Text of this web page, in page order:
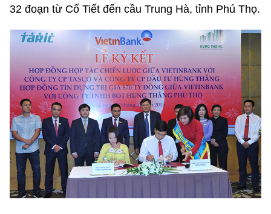
32 đoạn từ Cổ Tiết đến cầu Trung Hà, tỉnh Phú Thọ.